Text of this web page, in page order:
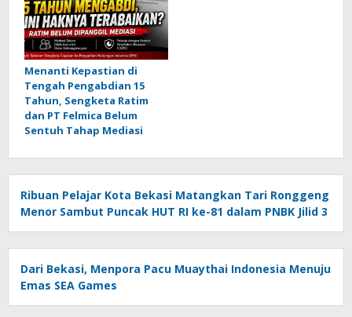
Menanti Kepastian di
Tengah Pengabdian 15
Tahun, Sengketa Ratim
dan PT Felmica Belum
Sentuh Tahap Mediasi
Ribuan Pelajar Kota Bekasi Matangkan Tari Ronggeng
Menor Sambut Puncak HUT RI ke-81 dalam PNBK Jilid 3
Dari Bekasi, Menpora Pacu Muaythai Indonesia Menuju
Emas SEA Games